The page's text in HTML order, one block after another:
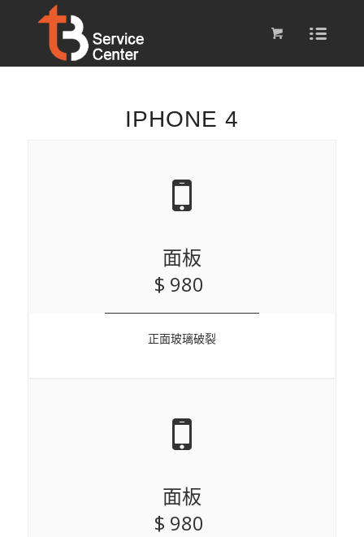
IPHONE 4
面板
$ 980
正面玻璃破裂
面板
$ 980